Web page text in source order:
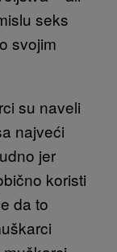
seks
svojim
su naveli
najveći
jer
koristi
da to